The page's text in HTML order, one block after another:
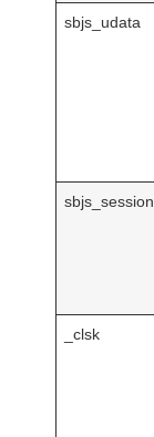
sbjs_udata
sbjs_session
_clsk